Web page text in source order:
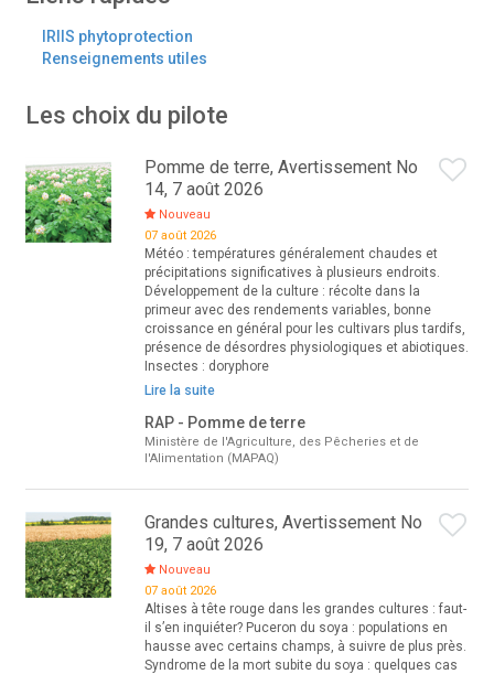
IRIIS phytoprotection
Renseignements utiles
Les choix du pilote
Pomme de terre, Avertissement No
14, 7 août 2026
Nouveau
07 août 2026
Météo : températures généralement chaudes et
précipitations significatives à plusieurs endroits.
Développement de la culture : récolte dans la
primeur avec des rendements variables, bonne
croissance en général pour les cultivars plus tardifs,
présence de désordres physiologiques et abiotiques.
Insectes : doryphore
Lire la suite
RAP - Pomme de terre
Ministère de l'Agriculture, des Pêcheries et de
l'Alimentation (MAPAQ)
Grandes cultures, Avertissement No
19, 7 août 2026
Nouveau
07 août 2026
Altises à tête rouge dans les grandes cultures : faut-
il s’en inquiéter? Puceron du soya : populations en
hausse avec certains champs, à suivre de plus près.
Syndrome de la mort subite du soya : quelques cas